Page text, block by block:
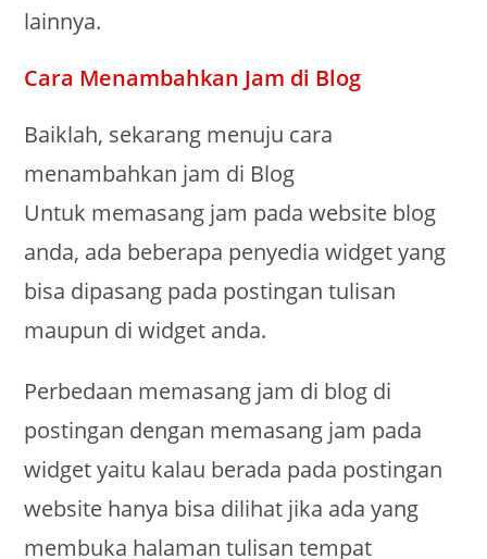
lainnya.
Cara Menambahkan Jam di Blog
Baiklah, sekarang menuju cara
menambahkan jam di Blog
Untuk memasang jam pada website blog
anda, ada beberapa penyedia widget yang
bisa dipasang pada postingan tulisan
maupun di widget anda.
Perbedaan memasang jam di blog di
postingan dengan memasang jam pada
widget yaitu kalau berada pada postingan
website hanya bisa dilihat jika ada yang
membuka halaman tulisan tempat